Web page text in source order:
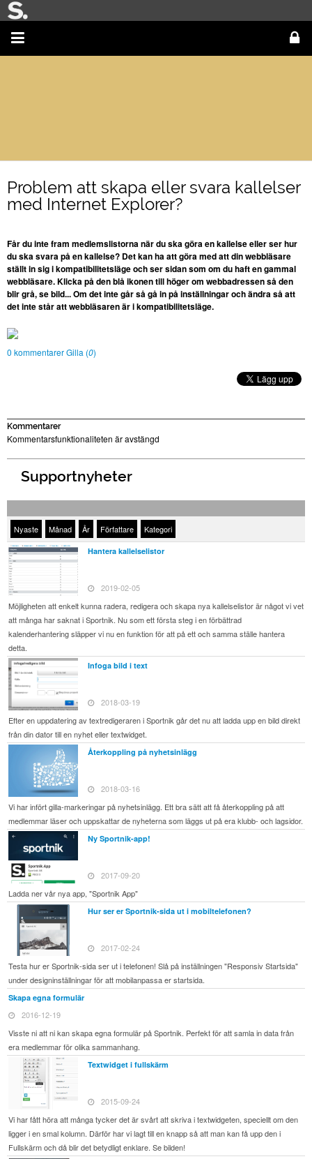
Problem att skapa eller svara kallelser
med Internet Explorer?
Får du inte fram medlemslistorna när du ska göra en kallelse eller ser hur
du ska svara på en kallelse? Det kan ha att göra med att din webbläsare
ställt in sig i kompatibilitetsläge och ser sidan som om du haft en gammal
webbläsare. Klicka på den blå ikonen till höger om webbadressen så den
blir grå, se bild... Om det inte går så gå in på inställningar och ändra så att
det inte står att webbläsaren är i kompatibilitetsläge.
0 kommentarerGilla (0)
Kommentarer
Kommentarsfunktionaliteten är avstängd
Supportnyheter
Nyaste Månad År Författare Kategori
Hantera kallelselistor
2019-02-05
Möjligheten att enkelt kunna radera, redigera och skapa nya kallelselistor är något vi vet
att många har saknat i Sportnik. Nu som ett första steg i en förbättrad
kalenderhantering släpper vi nu en funktion för att på ett och samma ställe hantera
detta.
Infoga bild i text
2018-03-19
Efter en uppdatering av textredigeraren i Sportnik går det nu att ladda upp en bild direkt
från din dator till en nyhet eller textwidget.
Återkoppling på nyhetsinlägg
2018-03-16
Vi har infört gilla-markeringar på nyhetsinlägg. Ett bra sätt att få återkoppling på att
medlemmar läser och uppskattar de nyheterna som läggs ut på era klubb- och lagsidor.
Ny Sportnik-app!
2017-09-20
Ladda ner vår nya app, "Sportnik App"
Hur ser er Sportnik-sida ut i mobiltelefonen?
2017-02-24
Testa hur er Sportnik-sida ser ut i telefonen! Slå på inställningen "Responsiv Startsida"
under designinställningar för att mobilanpassa er startsida.
Skapa egna formulär
2016-12-19
Visste ni att ni kan skapa egna formulär på Sportnik. Perfekt för att samla in data från
era medlemmar för olika sammanhang.
Textwidget i fullskärm
2015-09-24
Vi har fått höra att många tycker det är svårt att skriva i textwidgeten, speciellt om den
ligger i en smal kolumn. Därför har vi lagt till en knapp så att man kan få upp den i
Fullskärm och då blir det betydligt enklare. Se bilden!